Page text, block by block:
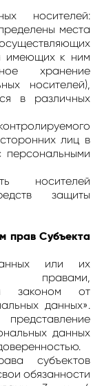
носителей:
места
имеющих к ним
хранение
носителей),
в различных
лиц в
персональными
носителей
защиты
прав Субъекта
или их
правами,
законом от
данных».
данных
субъектов
обязанности